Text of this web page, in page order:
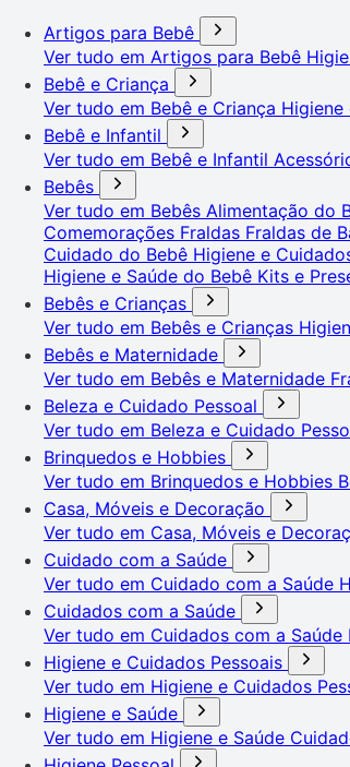
Artigos para Bebê
Ver tudo em Artigos para Bebê
Bebê e Criança
Ver tudo em Bebê e Criança Higiene
Bebê e Infantil
Ver tudo em Bebê e Infantil
Bebês
Ver tudo em Bebês Alimentação do
Comemorações Fraldas Fraldas de
Cuidado do Bebê Higiene e
Higiene e Saúde do Bebê Kits e
Bebês e Crianças
Ver tudo em Bebês e Crianças
Bebês e Maternidade
Ver tudo em Bebês e Maternidade
Beleza e Cuidado Pessoal
Ver tudo em Beleza e Cuidado
Brinquedos e Hobbies
Ver tudo em Brinquedos e Hobbies
Casa, Móveis e Decoração
Ver tudo em Casa, Móveis e
Cuidado com a Saúde
Ver tudo em Cuidado com a Saúde
Cuidados com a Saúde
Ver tudo em Cuidados com a Saúde
Higiene e Cuidados Pessoais
Ver tudo em Higiene e Cuidados
Higiene e Saúde
Ver tudo em Higiene e Saúde